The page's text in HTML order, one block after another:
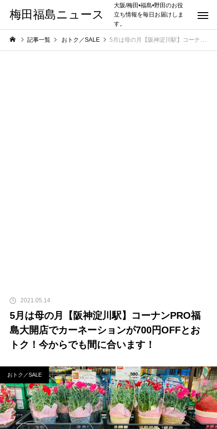
梅田福島ニュース
大阪/梅田•福島•野田のお役
立ち情報を毎日お届けしま
す。
記事一覧 おトク／SALE 5月は母の月【阪神淀川駅】コーナンPRO福島大開店でカーネーションが700円OFFとおトク！今からでも間に合います！
2021.05.14
5月は母の月【阪神淀川駅】コーナンPRO福
島大開店でカーネーションが700円OFFとお
トク！今からでも間に合います！
おトク／SALE